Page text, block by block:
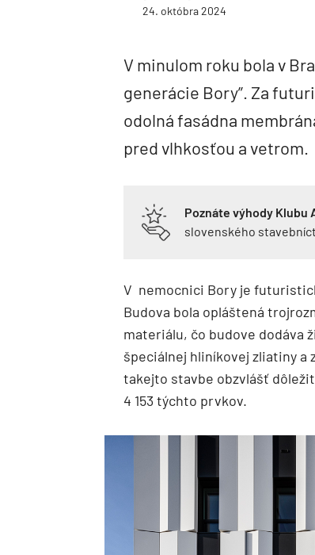
24. októbra 2024
V minulom roku bola v
generácie Bory”. Za
odolná fasádna
pred vlhkosťou a vetrom.
Poznáte výhody Klubu
slovenského
V nemocnici Bory je
Budova bola opláštená
materiálu, čo budove dodáva
špeciálnej hliníkovej zliatiny
takejto stavbe obzvlášť
4 153 týchto prvkov.